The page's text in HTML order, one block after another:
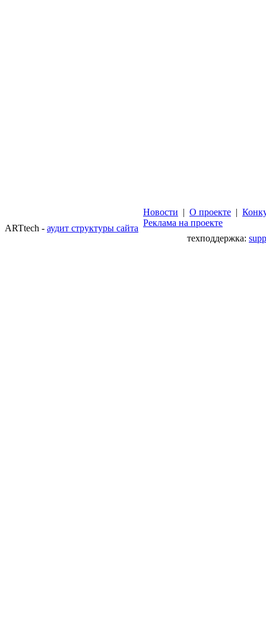
ARTtech - аудит структуры сайта
Новости | О проекте |
Реклама на проекте
техподдержка: